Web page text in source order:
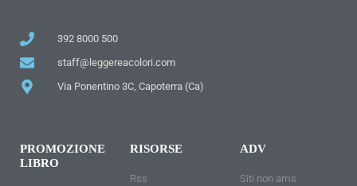
392 8000 500
staff@leggereacolori.com
Via Ponentino 3C, Capoterra (Ca)
PROMOZIONE
LIBRO
RISORSE
Rss
ADV
Siti non ams